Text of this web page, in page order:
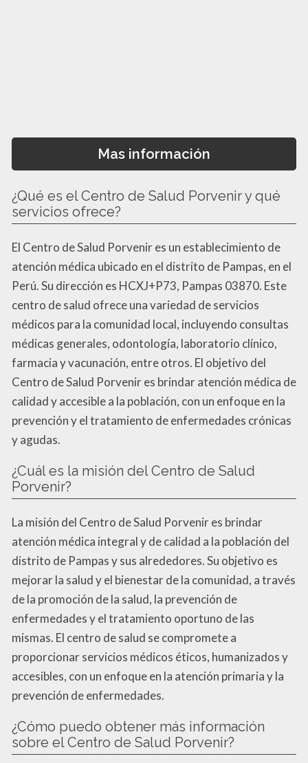
Mas información
¿Qué es el Centro de Salud Porvenir y qué
servicios ofrece?
El Centro de Salud Porvenir es un establecimiento de
atención médica ubicado en el distrito de Pampas, en el
Perú. Su dirección es HCXJ+P73, Pampas 03870. Este
centro de salud ofrece una variedad de servicios
médicos para la comunidad local, incluyendo consultas
médicas generales, odontología, laboratorio clínico,
farmacia y vacunación, entre otros. El objetivo del
Centro de Salud Porvenir es brindar atención médica de
calidad y accesible a la población, con un enfoque en la
prevención y el tratamiento de enfermedades crónicas
y agudas.
¿Cuál es la misión del Centro de Salud
Porvenir?
La misión del Centro de Salud Porvenir es brindar
atención médica integral y de calidad a la población del
distrito de Pampas y sus alrededores. Su objetivo es
mejorar la salud y el bienestar de la comunidad, a través
de la promoción de la salud, la prevención de
enfermedades y el tratamiento oportuno de las
mismas. El centro de salud se compromete a
proporcionar servicios médicos éticos, humanizados y
accesibles, con un enfoque en la atención primaria y la
prevención de enfermedades.
¿Cómo puedo obtener más información
sobre el Centro de Salud Porvenir?